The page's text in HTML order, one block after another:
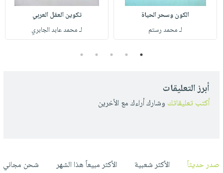
الكون وسحر الحياة
لـ محمد رستم
تكوين العقل العربي
لـ محمد عابد الجابري
1
2
3
4
5
أبرز التعليقات
أكتب تعليقاتك وشارك أراءك مع الأخرين
صدر حديثاً الأكثر شعبية الأكثر مبيعاً هذا الشهر شحن مجاني